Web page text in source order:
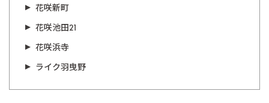
花咲新町
花咲池田21
花咲浜寺
ライク羽曳野